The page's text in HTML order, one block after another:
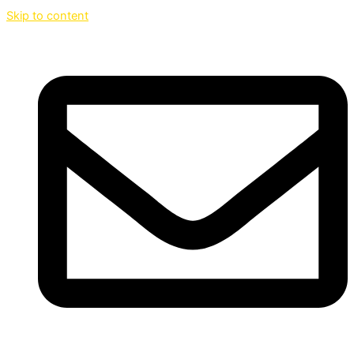
Skip to content